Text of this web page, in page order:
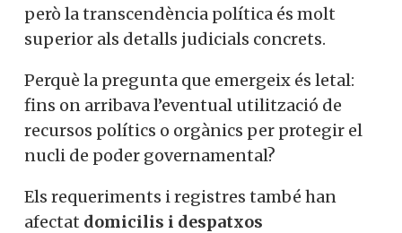
però la transcendència política és molt
superior als detalls judicials concrets.
Perquè la pregunta que emergeix és letal:
fins on arribava l’eventual utilització de
recursos polítics o orgànics per protegir el
nucli de poder governamental?
Els requeriments i registres també han
afectat domicilis i despatxos